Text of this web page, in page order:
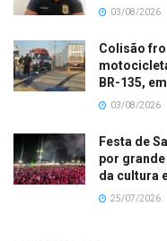
03/08/2026
Colisão
BR-135,
03/08/2026
Festa de
por
da cultura
25/07/2026